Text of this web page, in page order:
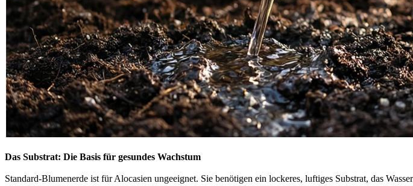
Das Substrat: Die Basis für gesundes Wachstum
Standard-Blumenerde ist für Alocasien ungeeignet. Sie benötigen ein lockeres, luftiges Substrat, das